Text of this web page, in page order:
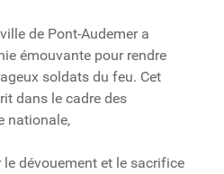
de Pont-Audemer a
émouvante pour rendre
soldats du feu. Cet
dans le cadre des
nationale,
dévouement et le sacrifice